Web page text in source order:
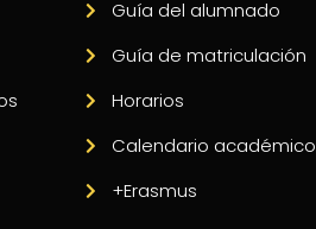
Guía del alumnado
Guía de matriculación
Horarios
Calendario académico
+Erasmus